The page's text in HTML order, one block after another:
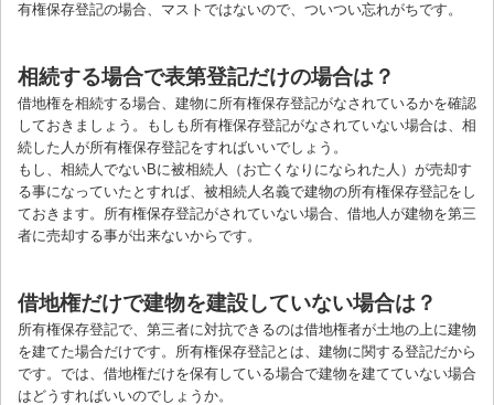
有権保存登記の場合、マストではないので、ついつい忘れがちです。
相続する場合で表第登記だけの場合は？
借地権を相続する場合、建物に所有権保存登記がなされているかを確認
しておきましょう。もしも所有権保存登記がなされていない場合は、相
続した人が所有権保存登記をすればいいでしょう。
もし、相続人でないBに被相続人（お亡くなりになられた人）が売却す
る事になっていたとすれば、被相続人名義で建物の所有権保存登記をし
ておきます。所有権保存登記がされていない場合、借地人が建物を第三
者に売却する事が出来ないからです。
借地権だけで建物を建設していない場合は？
所有権保存登記で、第三者に対抗できるのは借地権者が土地の上に建物
を建てた場合だけです。所有権保存登記とは、建物に関する登記だから
です。では、借地権だけを保有している場合で建物を建てていない場合
はどうすればいいのでしょうか。